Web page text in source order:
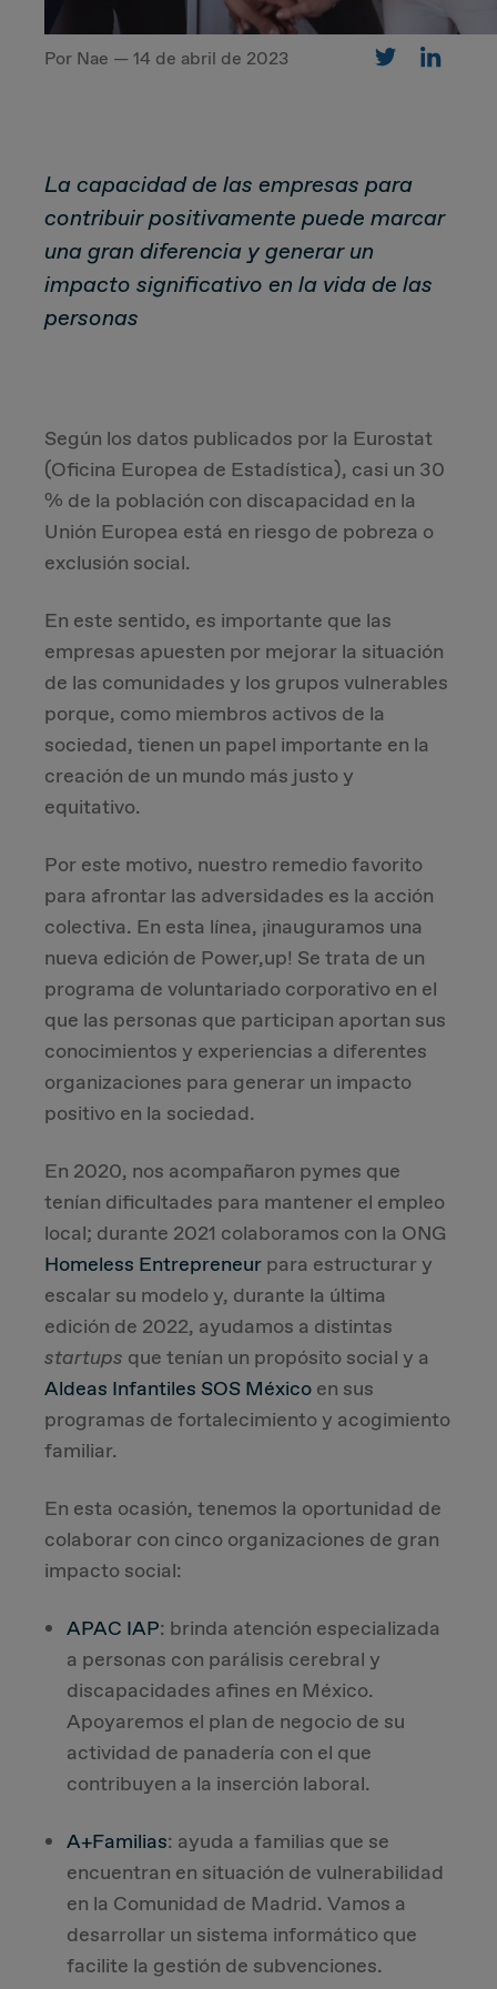
CUSTOMER
Marketing Strategy
Sales Strategy
Customer Management Strategy
DEAL & STRATEGY
Due Diligence
Post Merger Integration
Business Strategy
Market Strategy & Screening Analysis
Por Nae — 14 de abril de 2023
La capacidad de las empresas para
contribuir positivamente puede marcar
una gran diferencia y generar un
impacto significativo en la vida de las
personas
Según los datos publicados por la Eurostat
(Oficina Europea de Estadística), casi un 30
% de la población con discapacidad en la
Unión Europea está en riesgo de pobreza o
exclusión social.
En este sentido, es importante que las
empresas apuesten por mejorar la situación
de las comunidades y los grupos vulnerables
porque, como miembros activos de la
sociedad, tienen un papel importante en la
creación de un mundo más justo y
equitativo.
Por este motivo, nuestro remedio favorito
para afrontar las adversidades es la acción
colectiva. En esta línea, ¡inauguramos una
nueva edición de Power,up! Se trata de un
programa de voluntariado corporativo en el
que las personas que participan aportan sus
conocimientos y experiencias a diferentes
organizaciones para generar un impacto
positivo en la sociedad.
En 2020, nos acompañaron pymes que
tenían dificultades para mantener el empleo
local; durante 2021 colaboramos con la ONG
Homeless Entrepreneur para estructurar y
escalar su modelo y, durante la última
edición de 2022, ayudamos a distintas
startups que tenían un propósito social y a
Aldeas Infantiles SOS México en sus
programas de fortalecimiento y acogimiento
familiar.
En esta ocasión, tenemos la oportunidad de
colaborar con cinco organizaciones de gran
impacto social:
APAC IAP: brinda atención especializada
a personas con parálisis cerebral y
discapacidades afines en México.
Apoyaremos el plan de negocio de su
actividad de panadería con el que
contribuyen a la inserción laboral.
A+Familias: ayuda a familias que se
encuentran en situación de vulnerabilidad
en la Comunidad de Madrid. Vamos a
desarrollar un sistema informático que
facilite la gestión de subvenciones.